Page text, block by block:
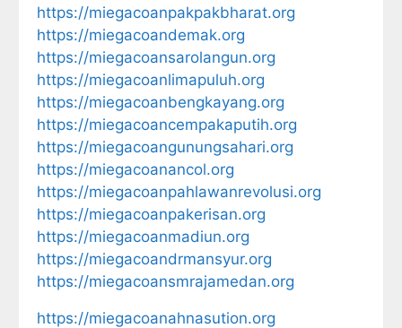
https://miegacoanpakpakbharat.org
https://miegacoandemak.org
https://miegacoansarolangun.org
https://miegacoanlimapuluh.org
https://miegacoanbengkayang.org
https://miegacoancempakaputih.org
https://miegacoangunungsahari.org
https://miegacoanancol.org
https://miegacoanpahlawanrevolusi.org
https://miegacoanpakerisan.org
https://miegacoanmadiun.org
https://miegacoandrmansyur.org
https://miegacoansmrajamedan.org
https://miegacoanahnasution.org